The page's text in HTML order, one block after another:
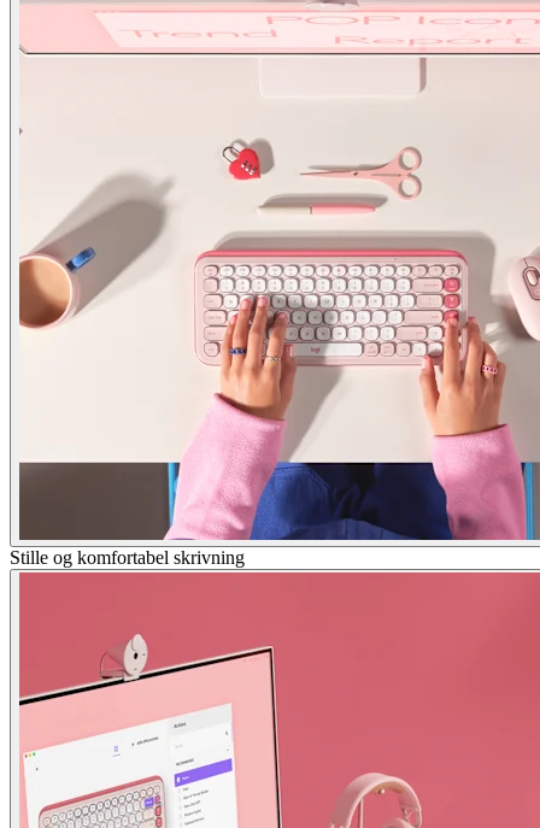
Stille og komfortabel skrivning